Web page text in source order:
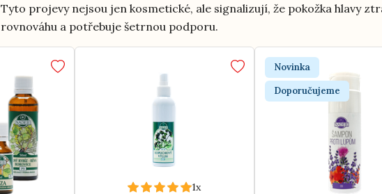
Tyto projevy nejsou jen kosmetické, ale signalizují, že pokožka hlavy
rovnováhu a potřebuje šetrnou podporu.
1x
Novinka
Doporučujeme